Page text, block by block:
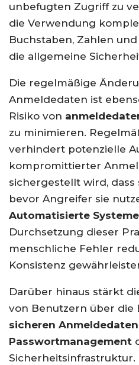
unbefugten Zugriff zu
die Verwendung
Buchstaben, Zahlen
die allgemeine
Die regelmäßige
Anmeldedaten ist
Risiko von
zu minimieren.
verhindert potenzielle
kompromittierter
sichergestellt wird,
bevor Angreifer sie
Automatisierte Systeme
Durchsetzung dieser
menschliche Fehler
Konsistenz
Darüber hinaus stärkt
von Benutzern über die
sicheren Anmeldedaten
Passwortmanagement
Sicherheitsinfrastruktur.